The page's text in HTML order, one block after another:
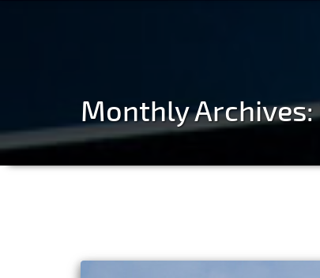
Monthly Archives: